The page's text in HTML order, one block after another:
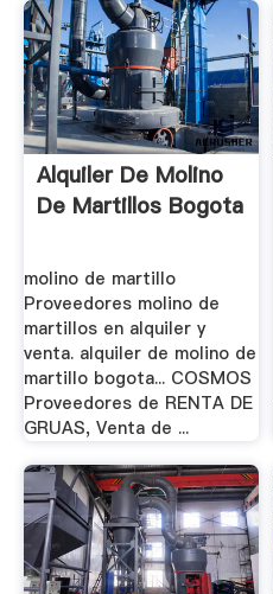
Alquiler De Molino
De Martillos Bogota
molino de martillo
Proveedores molino de
martillos en alquiler y
venta. alquiler de molino de
martillo bogota... COSMOS
Proveedores de RENTA DE
GRUAS, Venta de ...